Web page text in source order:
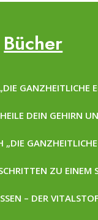
Bücher
GANZHEITLICHE
DEIN GEHIRN
ZU EINEM